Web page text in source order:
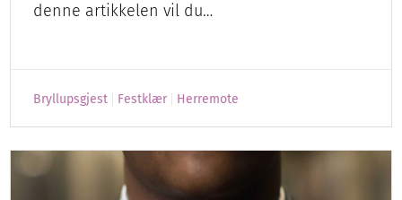
denne artikkelen vil du…
Bryllupsgjest Festklær Herremote